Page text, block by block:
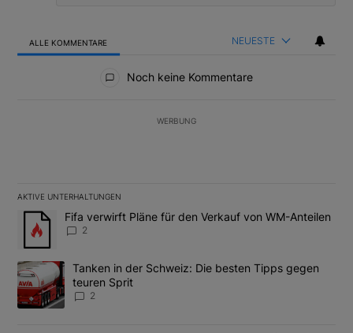
ALLE KOMMENTARE NEUESTE
Noch keine Kommentare
WERBUNG
AKTIVE UNTERHALTUNGEN
Das Folgende ist eine Liste der am meisten kommentierten
Ein Trendartikel mit dem Titel "Fifa verwirft Pläne für den
Fifa verwirft Pläne für den Verkauf von WM-Anteilen
2
Ein Trendartikel mit dem Titel "Tanken in der Schweiz: Die
Tanken in der Schweiz: Die besten Tipps gegen
teuren Sprit
2